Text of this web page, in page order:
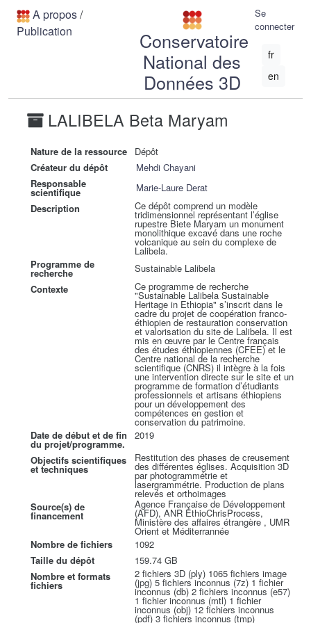
A propos/
Publication
Conservatoire
National des
Données 3D
Se
connecter
fr
en
LALIBELA Beta Maryam
Nature de la ressource
Dépôt
Créateur du dépôt
Mehdi Chayani
Responsable
scientifique
Marie-Laure Derat
Description
Ce dépôt comprend un modèle
tridimensionnel représentant l’église
rupestre Biete Maryam un monument
monolithique excavé dans une roche
volcanique au sein du complexe de
Lalibela.
Programme de
recherche
Sustainable Lalibela
Contexte
Ce programme de recherche
"Sustainable Lalibela Sustainable
Heritage in Ethiopia" s’inscrit dans le
cadre du projet de coopération franco-
éthiopien de restauration conservation
et valorisation du site de Lalibela. Il est
mis en œuvre par le Centre français
des études éthiopiennes (CFEE) et le
Centre national de la recherche
scientifique (CNRS) il intègre à la fois
une intervention directe sur le site et un
programme de formation d’étudiants
professionnels et artisans éthiopiens
pour un développement des
compétences en gestion et
conservation du patrimoine.
Date de début et de fin
du projet/programme.
2019
Objectifs scientifiques
et techniques
Restitution des phases de creusement
des différentes églises. Acquisition 3D
par photogrammétrie et
lasergrammétrie. Production de plans
relevés et orthoimages
Source(s) de
financement
Agence Française de Développement
(AFD), ANR EthioChrisProcess,
Ministère des affaires étrangère , UMR
Orient et Méditerrannée
Nombre de fichiers
1092
Taille du dépôt
159.74 GB
Nombre et formats
fichiers
2 fichiers 3D (ply) 1065 fichiers image
(jpg) 5 fichiers inconnus (7z) 1 fichier
inconnus (db) 2 fichiers inconnus (e57)
1 fichier inconnus (mtl) 1 fichier
inconnus (obj) 12 fichiers inconnus
(pdf) 3 fichiers inconnus (tmp)